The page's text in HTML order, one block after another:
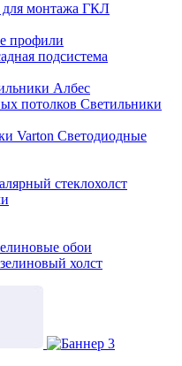
монтажа ГКЛ
профили
подсистема
Албес
Светильники
Светодиодные
стеклохолст
обои
холст